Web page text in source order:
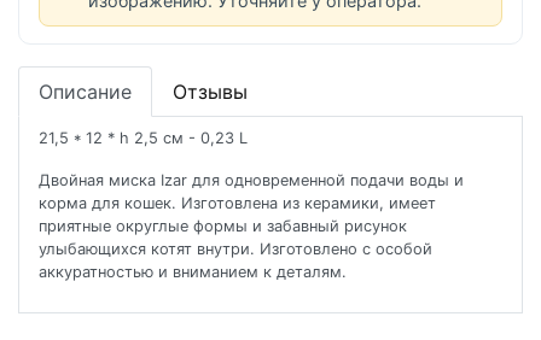
Описание Отзывы
21,5 * 12 * h 2,5 см - 0,23 L
Двойная миска Izar для одновременной подачи воды и
корма для кошек. Изготовлена из керамики, имеет
приятные округлые формы и забавный рисунок
улыбающихся котят внутри. Изготовлено с особой
аккуратностью и вниманием к деталям.